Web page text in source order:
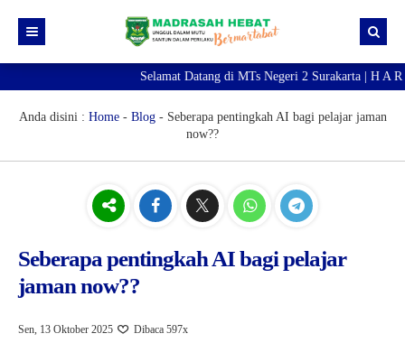
Berita
Sejarah Madrasah
Struktur Organisasi
Guru & Tendik
Raport Digital Madrasah
Simpatika
Kesiswaan
Ekstrakurikuler
PMBM 2026/2027
Selamat Datang di MTs Negeri 2 Surakarta | H A R
Anda disini : Home- Blog- Seberapa pentingkah AI bagi pelajar jaman
now??
Seberapa pentingkah AI bagi pelajar
jaman now??
Sen, 13 Oktober 2025 Dibaca 597x